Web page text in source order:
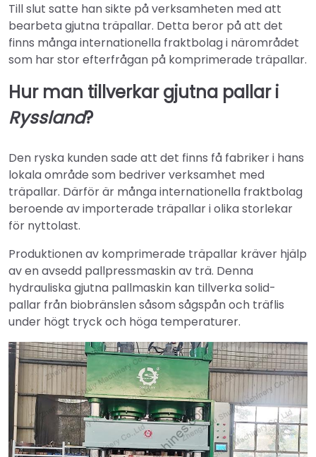
Till slut satte han sikte på verksamheten med att
bearbeta gjutna träpallar. Detta beror på att det
finns många internationella fraktbolag i närområdet
som har stor efterfrågan på komprimerade träpallar.
Hur man tillverkar gjutna pallar i
Ryssland?
Den ryska kunden sade att det finns få fabriker i hans
lokala område som bedriver verksamhet med
träpallar. Därför är många internationella fraktbolag
beroende av importerade träpallar i olika storlekar
för nyttolast.
Produktionen av komprimerade träpallar kräver hjälp
av en avsedd pallpressmaskin av trä. Denna
hydrauliska gjutna pallmaskin kan tillverka solid-
pallar från biobränslen såsom sågspån och träflis
under högt tryck och höga temperaturer.